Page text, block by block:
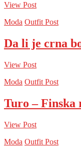
View Post
Moda Outfit Post
Da li je crna
View Post
Moda Outfit Post
Turo – Finska
View Post
Moda Outfit Post